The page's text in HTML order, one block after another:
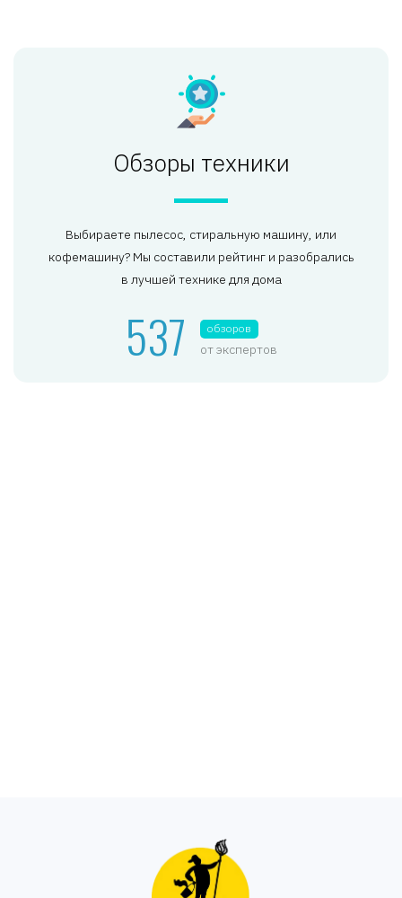
Обзоры техники
Выбираете пылесос, стиральную машину, или
кофемашину? Мы составили рейтинг и разобрались
в лучшей технике для дома
537 обзоров
от экспертов